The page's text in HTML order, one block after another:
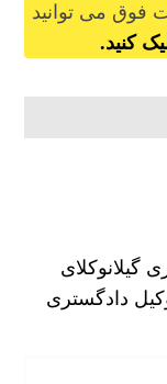
فوق می توانید
کنید.
گیلانوکلای
دادگستری